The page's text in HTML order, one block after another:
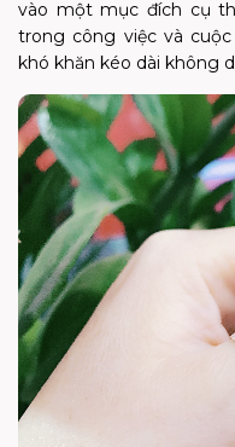
vào một mục đích cụ
trong công việc và
khó khăn kéo dài không